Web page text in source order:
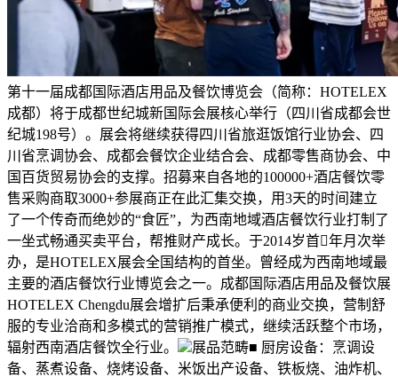
第十一届成都国际酒店用品及餐饮博览会（简称：HOTELEX
成都）将于成都世纪城新国际会展核心举行（四川省成都会世
纪城198号）。展会将继续获得四川省旅逛饭馆行业协会、四
川省烹调协会、成都会餐饮企业结合会、成都零售商协会、中
国百货贸易协会的支撑。招募来自各地的100000+酒店餐饮零
售采购商取3000+参展商正在此汇集交换，用3天的时间建立
了一个传奇而绝妙的“食匠”，为西南地域酒店餐饮行业打制了
一坐式畅通买卖平台，帮推财产成长。于2014岁首年月次举
办，是HOTELEX展会全国结构的首坐。曾经成为西南地域最
主要的酒店餐饮行业博览会之一。成都国际酒店用品及餐饮展
HOTELEX Chengdu展会增扩后秉承便利的商业交换，营制舒
服的专业洽商和多模式的营销推广模式，继续活跃整个市场，
辐射西南酒店餐饮全行业。
展品范畴■ 厨房设备：烹调设
备、蒸煮设备、烧烤设备、米饭出产设备、铁板烧、油炸机、